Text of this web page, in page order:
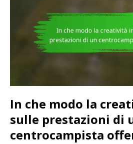
In che modo la
sulle prestazioni di
centrocampista